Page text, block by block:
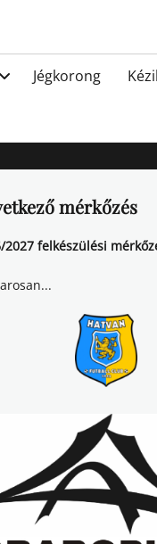
Jégkorong
mérkőzés
2027 felkészülési